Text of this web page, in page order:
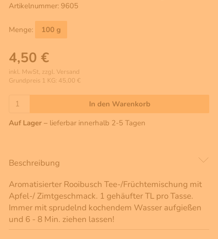
Artikelnummer: 9605
Menge: 100 g
4,50 €
inkl. MwSt, zzgl. Versand
Grundpreis 1 KG: 45,00 €
In den Warenkorb
Auf Lager – lieferbar innerhalb 2-5 Tagen
Beschreibung
Aromatisierter Rooibusch Tee-/Früchtemischung mit
Apfel-/ Zimtgeschmack. 1 gehäufter TL pro Tasse.
Immer mit sprudelnd kochendem Wasser aufgießen
und 6 - 8 Min. ziehen lassen!